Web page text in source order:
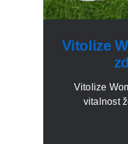
Vitolize
Vitolize
vitalnost